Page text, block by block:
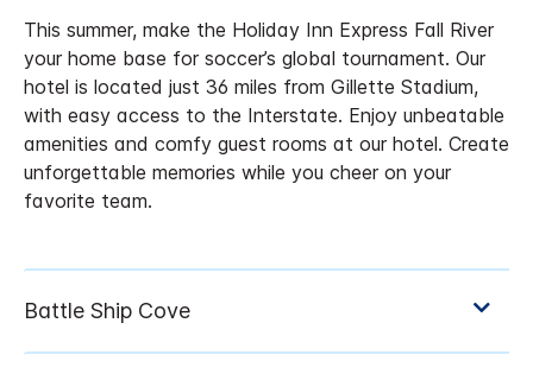
This summer, make the Holiday Inn Express Fall River
your home base for soccer’s global tournament. Our
hotel is located just 36 miles from Gillette Stadium,
with easy access to the Interstate. Enjoy unbeatable
amenities and comfy guest rooms at our hotel. Create
unforgettable memories while you cheer on your
favorite team.